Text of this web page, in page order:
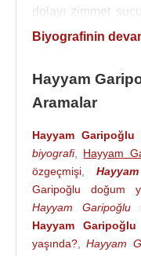
dolayı zimmet
olarakMünevver
nedeniyle
yargılanması ve
cezası alması ile
Adana'da İpeks
Hayyam
ait olan Rabak
35 milyon dolar
yıllarda satışa
dolara satın
Biyografinin
Hayyam
Aramalar
Hayyam Garipoğlu
biyografi, Hayyam
özgeçmişi
Garipoğlu doğum
Hayyam Garipoğlu
Hayyam
yaşında? ,Hayyam